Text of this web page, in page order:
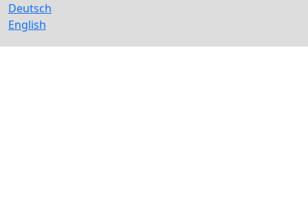
Deutsch
English